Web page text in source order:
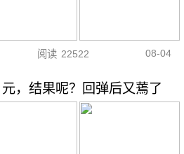
阅读 22522 08-04
，结果呢？回弹后又蔫了